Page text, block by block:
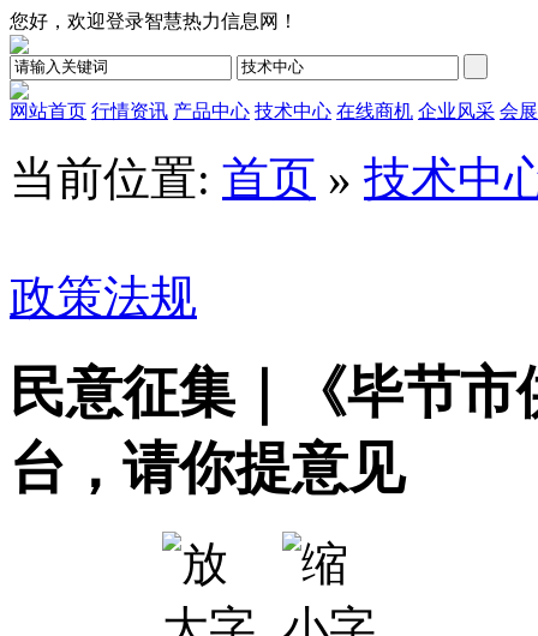
您好，欢迎登录智慧热力信息网！
网站首页 行情资讯 产品中心 技术中心 在线商机 企业风采 会
当前位置: 首页 » 技术中
政策法规
民意征集｜《毕节
台，请你提意见